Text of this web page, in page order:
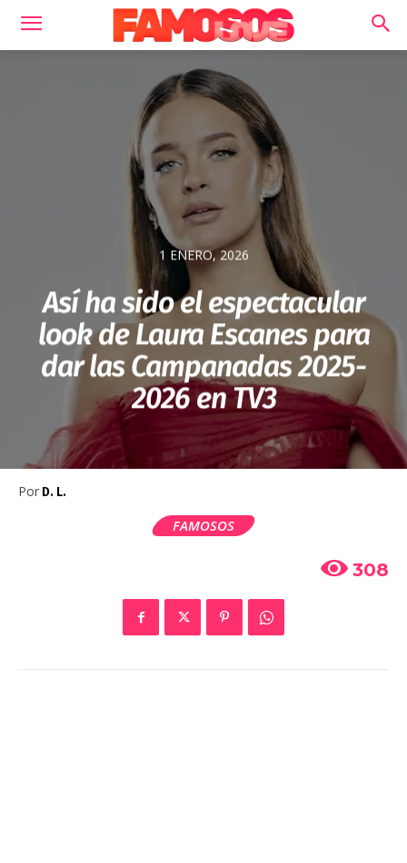
1 ENERO, 2026
Así ha sido el espectacular
look de Laura Escanes para
dar las Campanadas 2025-
2026 en TV3
Por D. L.
FAMOSOS
308